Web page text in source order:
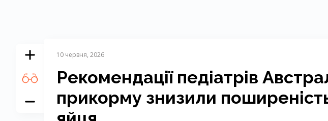
10 червня, 2026
Рекомендації педіатрів
прикорму знизили поширеність